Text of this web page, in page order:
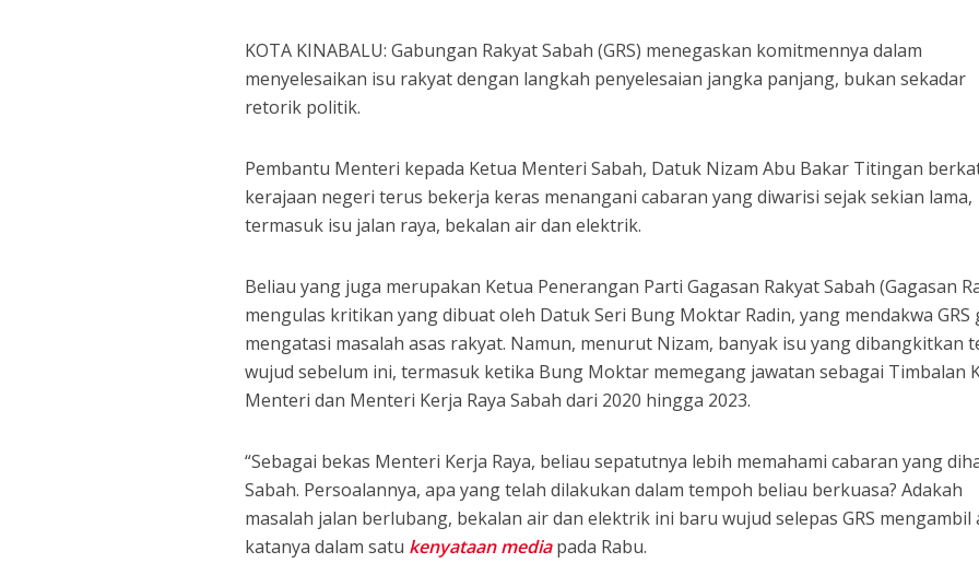
KOTA KINABALU: Gabungan Rakyat Sabah (GRS) menegaskan komitmennya dalam
menyelesaikan isu rakyat dengan langkah penyelesaian jangka panjang, bukan sekadar
retorik politik.
Pembantu Menteri kepada Ketua Menteri Sabah, Datuk Nizam Abu Bakar Titingan
kerajaan negeri terus bekerja keras menangani cabaran yang diwarisi sejak sekian lama,
termasuk isu jalan raya, bekalan air dan elektrik.
Beliau yang juga merupakan Ketua Penerangan Parti Gagasan Rakyat Sabah (Gagasan
mengulas kritikan yang dibuat oleh Datuk Seri Bung Moktar Radin, yang mendakwa GRS
mengatasi masalah asas rakyat. Namun, menurut Nizam, banyak isu yang dibangkitkan
wujud sebelum ini, termasuk ketika Bung Moktar memegang jawatan sebagai Timbalan
Menteri dan Menteri Kerja Raya Sabah dari 2020 hingga 2023.
“Sebagai bekas Menteri Kerja Raya, beliau sepatutnya lebih memahami cabaran yang
Sabah. Persoalannya, apa yang telah dilakukan dalam tempoh beliau berkuasa? Adakah
masalah jalan berlubang, bekalan air dan elektrik ini baru wujud selepas GRS mengambil
katanya dalam satu kenyataan mediapada Rabu.